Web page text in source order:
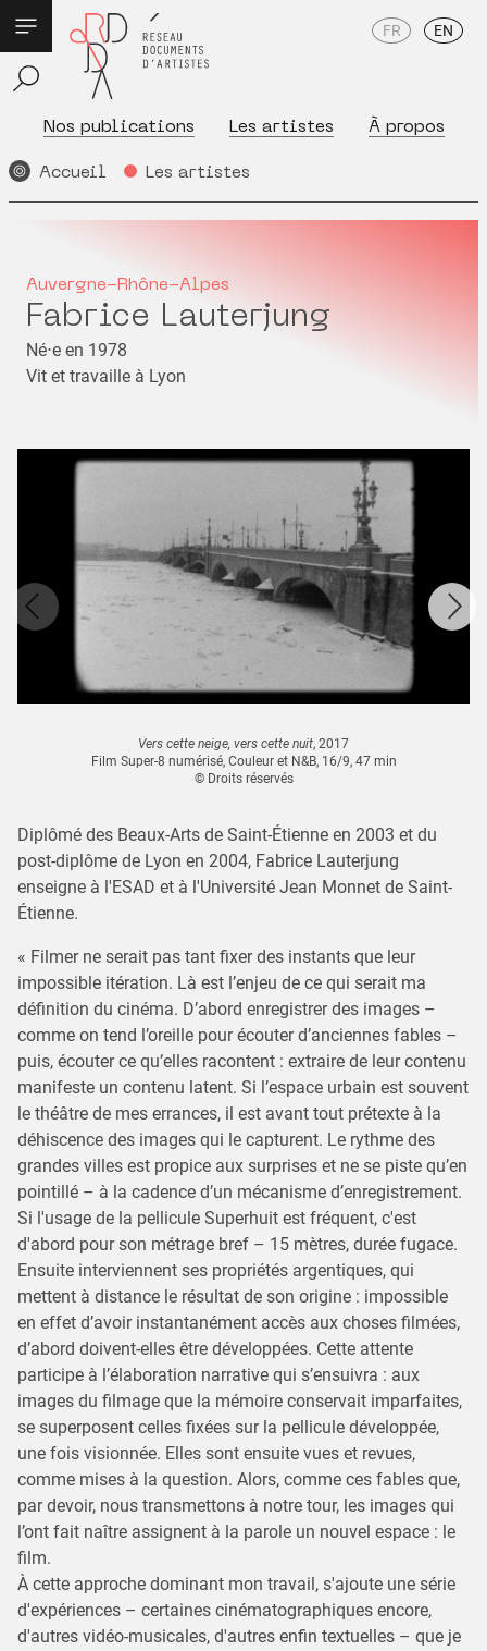
Nos publications Les artistes À propos
FR EN
Accueil Les artistes
Auvergne-Rhône-Alpes
Fabrice Lauterjung
Né⋅e en 1978
Vit et travaille à Lyon
Vers cette neige, vers cette nuit, 2017
Film Super-8 numérisé, Couleur et N&B, 16/9, 47 min
© Droits réservés
Diplômé des Beaux-Arts de Saint-Étienne en 2003 et du
post-diplôme de Lyon en 2004, Fabrice Lauterjung
enseigne à l'ESAD et à l'Université Jean Monnet de Saint-
Étienne.
« Filmer ne serait pas tant fixer des instants que leur
impossible itération. Là est l’enjeu de ce qui serait ma
définition du cinéma. D’abord enregistrer des images –
comme on tend l’oreille pour écouter d’anciennes fables –
puis, écouter ce qu’elles racontent : extraire de leur contenu
manifeste un contenu latent. Si l’espace urbain est souvent
le théâtre de mes errances, il est avant tout prétexte à la
déhiscence des images qui le capturent. Le rythme des
grandes villes est propice aux surprises et ne se piste qu’en
pointillé – à la cadence d’un mécanisme d’enregistrement.
Si l'usage de la pellicule Superhuit est fréquent, c'est
d'abord pour son métrage bref – 15 mètres, durée fugace.
Ensuite interviennent ses propriétés argentiques, qui
mettent à distance le résultat de son origine : impossible
en effet d’avoir instantanément accès aux choses filmées,
d’abord doivent-elles être développées. Cette attente
participe à l’élaboration narrative qui s’ensuivra : aux
images du filmage que la mémoire conservait imparfaites,
se superposent celles fixées sur la pellicule développée,
une fois visionnée. Elles sont ensuite vues et revues,
comme mises à la question. Alors, comme ces fables que,
par devoir, nous transmettons à notre tour, les images qui
l’ont fait naître assignent à la parole un nouvel espace : le
film.
À cette approche dominant mon travail, s'ajoute une série
d'expériences – certaines cinématographiques encore,
d'autres vidéo-musicales, d'autres enfin textuelles – que je